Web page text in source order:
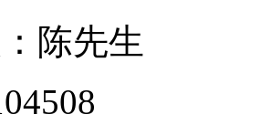
陈先生